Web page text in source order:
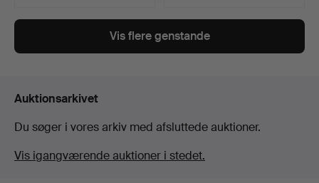
Vis flere genstande
Auktionsarkivet
Du søger i vores arkiv med afsluttede auktioner.
Vis igangværende auktioner i stedet.